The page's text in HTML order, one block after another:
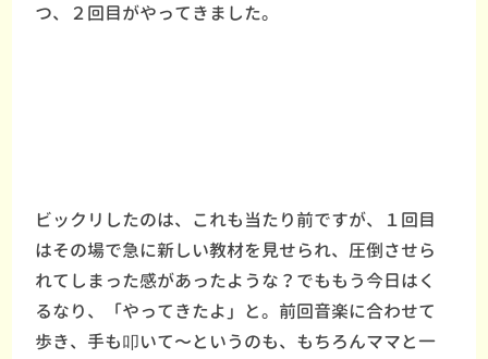
つ、２回目がやってきました。
ビックリしたのは、これも当たり前ですが、１回目
はその場で急に新しい教材を見せられ、圧倒させら
れてしまった感があったような？でももう今日はく
るなり、「やってきたよ」と。前回音楽に合わせて
歩き、手も叩いて〜というのも、もちろんママと一